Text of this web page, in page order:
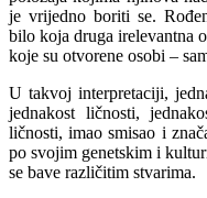
je vrijedno boriti se.
bilo koja druga irelevantna
koje su otvorene osobi –
U takvoj interpretaciji,
jednakost ličnosti,
ličnosti, imao smisao i
po svojim genetskim i
se bave različitim stvarima.